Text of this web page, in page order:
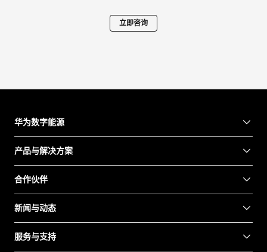
立即咨询
华为数字能源
产品与解决方案
合作伙伴
新闻与动态
服务与支持